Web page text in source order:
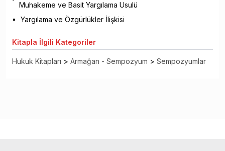
Muhakeme ve Basit Yargılama Usulü
Yargılama ve Özgürlükler İlişkisi
Kitapla İlgili Kategoriler
Hukuk Kitapları > Armağan - Sempozyum > Sempozyumlar